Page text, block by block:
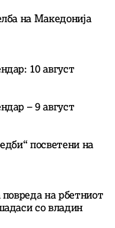
на Македонија
10 август
– 9 август
посветени на
на рбетниот
со владин